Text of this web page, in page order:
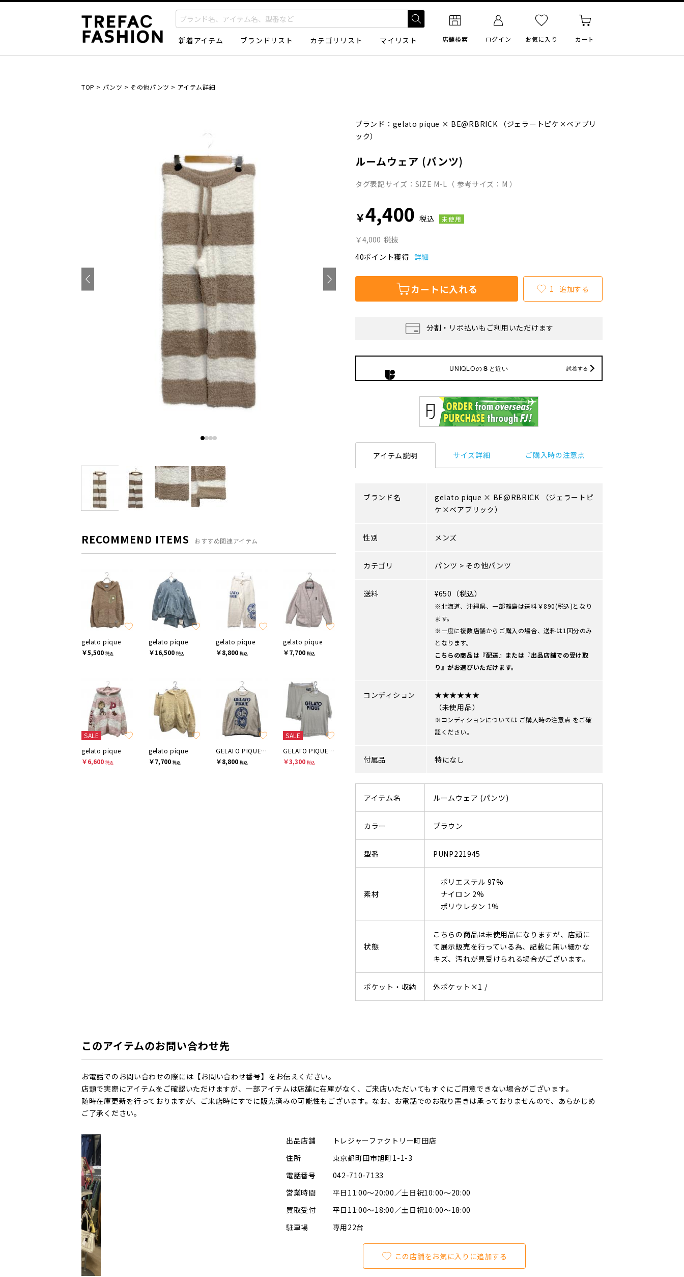
新着アイテム ブランドリスト カテゴリリスト マイリスト 店舗検索 ログイン お気に入り カート
TOP > パンツ > その他パンツ > アイテム詳細
RECOMMEND ITEMS おすすめ関連アイテム
gelato pique
￥5,500 税込
gelato pique
￥16,500 税込
gelato pique
￥8,800 税込
gelato pique
￥7,700 税込
SALE
gelato pique
￥6,600 税込
gelato pique
￥7,700 税込
GELATO PIQUE HOMME
￥8,800 税込
SALE
GELATO PIQUE HOMME
￥3,300 税込
ブランド： gelato pique × BE@RBRICK（ジェラートピケ×ベアブリ
ック）
ルームウェア (パンツ)
タグ表記サイズ：SIZE M-L（ 参考サイズ：M ）
￥4,400 税込 未使用
￥4,000 税抜
40ポイント獲得 詳細
カートに入れる 1 追加する
分割・リボ払いもご利用いただけます
UNIQLOのS と近い 試着する
アイテム説明 サイズ詳細 ご購入時の注意点
ブランド名 gelato pique × BE@RBRICK（ジェラートピ
ケ×ベアブリック）
性別 メンズ
カテゴリ パンツ > その他パンツ
送料 ¥650（税込）
※北海道、沖縄県、一部離島は送料￥890(税込)となり
ます。
※一度に複数店舗からご購入の場合、送料は1回分のみ
となります。
こちらの商品は『配送』または『出品店舗での受け取
り』がお選びいただけます。
コンディション
★★★★★★
（未使用品）
※コンディションについては ご購入時の注意点 をご確
認ください。
付属品 特になし
アイテム名 ルームウェア (パンツ)
カラー ブラウン
型番 PUNP221945
素材
ポリエステル 97%
ナイロン 2%
ポリウレタン 1%
状態
こちらの商品は未使用品になりますが、店頭に
て展示販売を行っている為、記載に無い細かな
キズ、汚れが見受けられる場合がございます。
ポケット・収納 外ポケット×1 /
このアイテムのお問い合わせ先
お電話でのお問い合わせの際には【お問い合わせ番号】をお伝えください。
店頭で実際にアイテムをご確認いただけますが、一部アイテムは店舗に在庫がなく、ご来店いただいてもすぐにご用意できない場合がございます。
随時在庫更新を行っておりますが、ご来店時にすでに販売済みの可能性もございます。なお、お電話でのお取り置きは承っておりませんので、あらかじめ
ご了承ください。
出品店舗
トレジャーファクトリー町田店
住所
東京都町田市旭町1-1-3
電話番号
042-710-7133
営業時間
平日11:00～20:00／土日祝10:00～20:00
買取受付
平日11:00～18:00／土日祝10:00～18:00
駐車場
専用22台
この店舗をお気に入りに追加する